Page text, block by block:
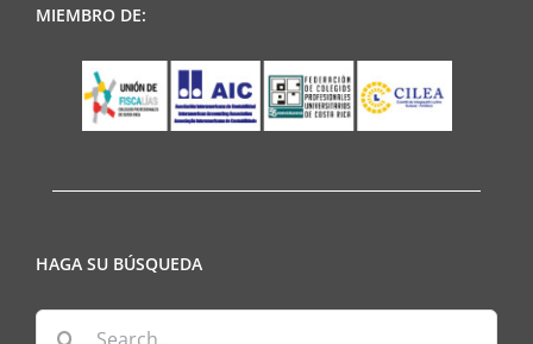
MIEMBRO DE:
HAGA SU BÚSQUEDA
Search